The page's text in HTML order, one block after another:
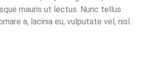
mauris ut lectus. Nunc tellus
a, lacinia eu, vulputate vel, nisl.